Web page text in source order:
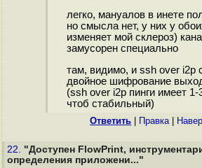
легко, мануалов в инете
но смысла нет, у них у
изменяет мой склероз)
замусорен специально
там, видимо, и ssh over i2p
двойное шифрование
(ssh over i2p пинги имеет 1-
чтоб стабильный)
Ответить Правка|
22. "Доступен FlowPrint,
определения приложени..."